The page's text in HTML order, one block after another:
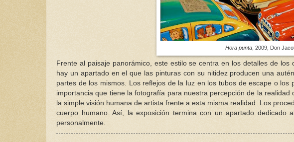
Hora punta , 2009, Don
Frente al paisaje panorámico, este estilo se centra en los detalles de
hay un apartado en el que las pinturas con su nitidez producen una
partes de los mismos. Los reflejos de la luz en los tubos de escape o
importancia que tiene la fotografía para nuestra percepción de la
la simple visión humana de artista frente a esta misma realidad. Los
cuerpo humano. Así, la exposición termina con un apartado dedicado
personalmente.